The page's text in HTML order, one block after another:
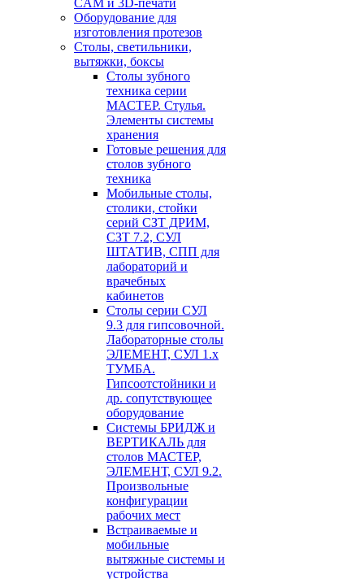
CAM и 3D-печати
Оборудование для
изготовления протезов
Cтолы, светильники,
вытяжки, боксы
Столы зубного
техника серии
МАСТЕР. Стулья.
Элементы системы
хранения
Готовые решения для
столов зубного
техника
Мобильные столы,
столики, стойки
серий СЗТ ДРИМ,
СЗТ 7.2, СУЛ
ШТАТИВ, СПП для
лабораторий и
врачебных
кабинетов
Столы серии СУЛ
9.3 для гипсовочной.
Лабораторные столы
ЭЛЕМЕНТ, СУЛ 1.х
ТУМБА.
Гипсоотстойники и
др. сопутствующее
оборудование
Системы БРИДЖ и
ВЕРТИКАЛЬ для
столов МАСТЕР,
ЭЛЕМЕНТ, СУЛ 9.2.
Произвольные
конфигурации
рабочих мест
Встраиваемые и
мобильные
вытяжные системы и
устройства